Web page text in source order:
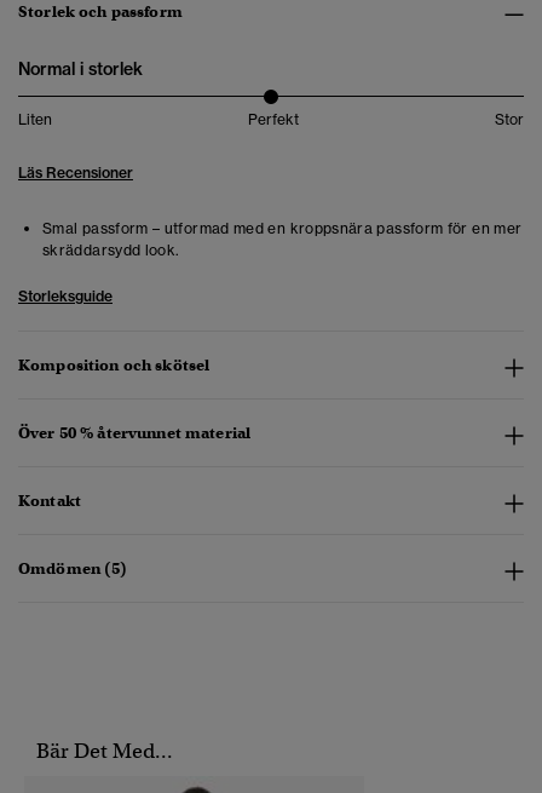
Storlek och passform
Normal i storlek
Liten Perfekt Stor
Läs Recensioner
Smal passform – utformad med en kroppsnära passform för en mer
skräddarsydd look.
Storleksguide
Komposition och skötsel
Över 50 % återvunnet material
Kontakt
Omdömen (5)
Bär Det Med...